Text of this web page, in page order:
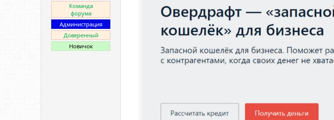
Команда
форума
Администрация
Доверенный
Новичок